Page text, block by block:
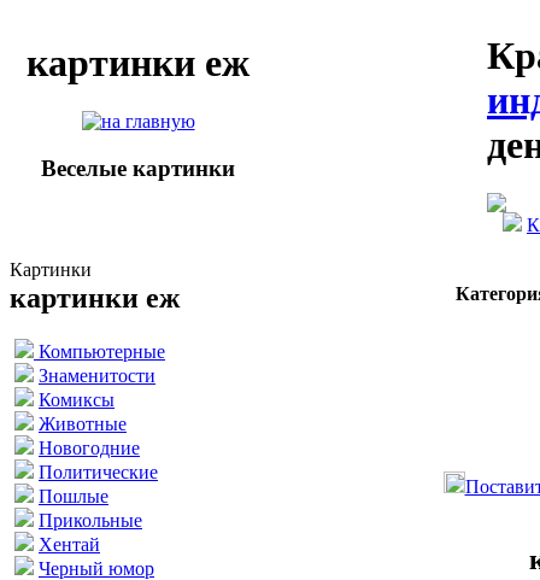
картинки еж
Веселые картинки
Картинки
картинки еж
Компьютерные
Знаменитости
Комиксы
Животные
Новогодние
Политические
Пошлые
Прикольные
Хентай
Черный юмор